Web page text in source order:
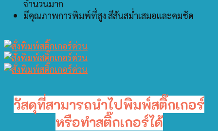
จำนวนมาก
มีคุณภาพการพิมพ์ที่สูง สีสันสม่ำเสมอและคมชัด
วัสดุที่สามารถนำไปพิมพ์สติ๊กเกอร์
หรือทำสติ๊กเกอร์ได้